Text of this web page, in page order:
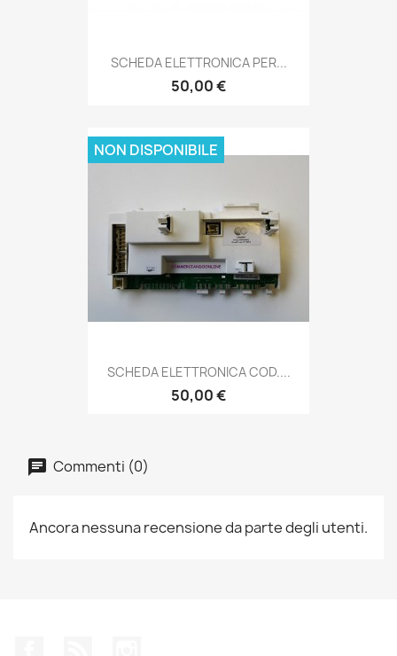
SCHEDA ELETTRONICA PER...
50,00 €
SCHEDA ELETTRONICA COD....
50,00 €
NON DISPONIBILE
Commenti (0)
Ancora nessuna recensione da parte degli utenti.